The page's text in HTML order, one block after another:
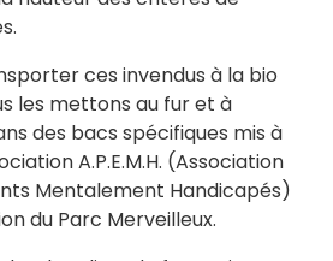
ces invendus à la bio
les mettons au fur et à
des bacs spécifiques mis à
A.P.E.M.H. (Association
Mentalement Handicapés)
du Parc Merveilleux.